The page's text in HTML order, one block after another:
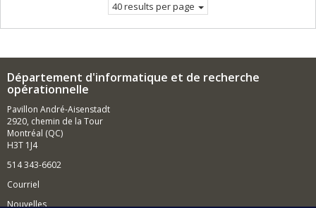
40 results per page
Département d'informatique et de recherche
opérationnelle
Pavillon André-Aisenstadt
2920, chemin de la Tour
Montréal (QC)
H3T 1J4
514 343-6602
Courriel
Nouvelles